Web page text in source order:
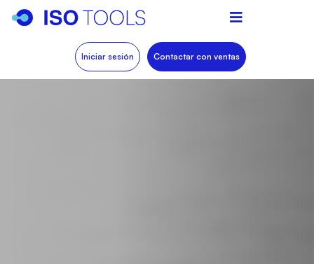
Iniciar sesión Contactar con ventas